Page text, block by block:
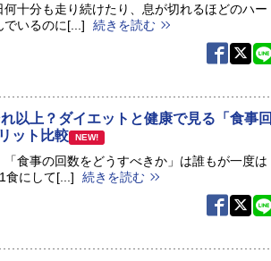
十分も走り続けたり、息が切れるほどのハー
でいるのに[...]
続きを読む
以上？ダイエットと健康で見る「食事回
ット比較
NEW!
食事の回数をどうすべきか」は誰もが一度は
食にして[...]
続きを読む